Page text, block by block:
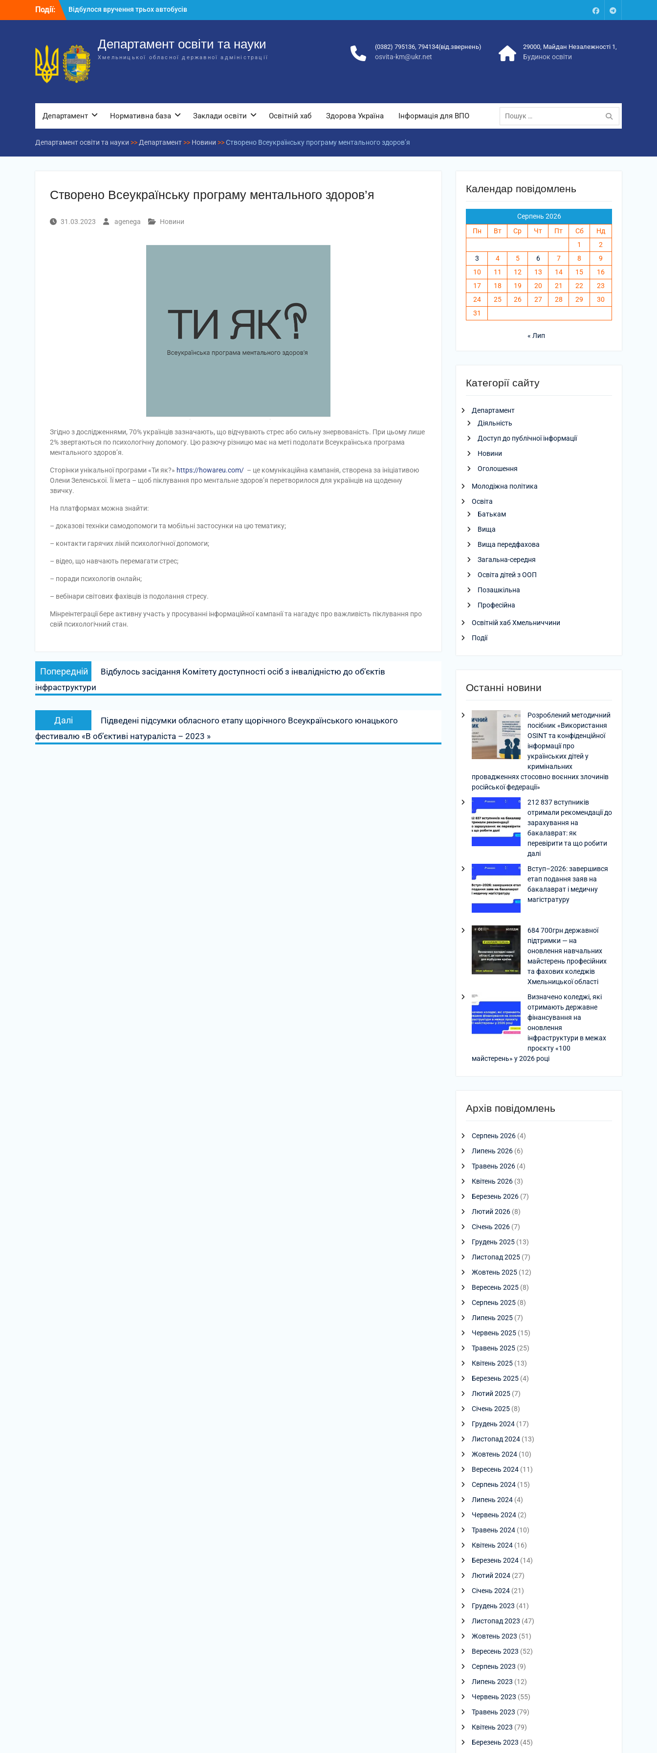
Події:
Відбулося вручення трьох автобусів
для потреб закладів освіти
Департаменту освіти та науки обласної
державної адміністрації
Відбулась обласна нарада для
відповідальних за національно-
патріотичне виховання
FacebookTalegram
Департамент освіти та науки
Хмельницької обласної державної адміністрації
(0382) 795136, 794134(від.звернень)
osvita-km@ukr.net
29000, Майдан Незалежності 1,
Будинок освіти
Департамент Нормативна база Заклади освіти Освітній хаб Здорова Україна Інформація для ВПО
Пошук:
Департамент освіти та науки >> Департамент >> Новини >> Створено Всеукраїнську програму ментального здоров’я
Створено Всеукраїнську програму ментального здоров’я
31.03.2023 agenega Новини
Згідно з дослідженнями, 70% українців зазначають, що відчувають стрес або сильну знервованість. При цьому лише
2% звертаються по психологічну допомогу. Цю разючу різницю має на меті подолати Всеукраїнська програма
ментального здоров’я.
Сторінки унікальної програми «Ти як?» https://howareu.com/ – це комунікаційна кампанія, створена за ініціативою
Олени Зеленської. Її мета – щоб піклування про ментальне здоров’я перетворилося для українців на щоденну
звичку.
На платформах можна знайти:
– доказові техніки самодопомоги та мобільні застосунки на цю тематику;
– контакти гарячих ліній психологічної допомоги;
– відео, що навчають перемагати стрес;
– поради психологів онлайн;
– вебінари світових фахівців із подолання стресу.
Мінреінтеграції бере активну участь у просуванні інформаційної кампанії та нагадує про важливість піклування про
свій психологічний стан.
Навігація
записів
Попередній
Попередній
запис:
Відбулось засідання Комітету доступності осіб з інвалідністю до об’єктів
інфраструктури
Далі
Наступний
запис:
Підведені підсумки обласного етапу щорічного Всеукраїнського юнацького
фестивалю «В об’єктиві натураліста – 2023 »
Календар повідомлень
Серпень 2026
Пн
Вт Ср Чт Пт Сб
Нд
1
2
3
4 5 6 7 8
9
10
11 12 13 14 15
16
17
18 19 20 21 22
23
24
25 26 27 28 29
30
31
« Лип
Категорії сайту
Департамент
Діяльність
Доступ до публічної інформації
Новини
Оголошення
Молодіжна політика
Освіта
Батькам
Вища
Вища передфахова
Загальна-середня
Освіта дітей з ООП
Позашкільна
Професійна
Освітній хаб Хмельниччини
Події
Останні новини
Розроблений методичний
посібник «Використання
OSINT та конфіденційної
інформації про
українських дітей у
кримінальних
провадженнях стосовно воєнних злочинів
російської федерації»
212 837 вступників
отримали рекомендації до
зарахування на
бакалаврат: як
перевірити та що робити
далі
Вступ–2026: завершився
етап подання заяв на
бакалаврат і медичну
магістратуру
684 700грн державної
підтримки — на
оновлення навчальних
майстерень професійних
та фахових коледжів
Хмельницької області
Визначено коледжі, які
отримають державне
фінансування на
оновлення
інфраструктури в межах
проєкту «100
майстерень» у 2026 році
Архів повідомлень
Серпень 2026 (4)
Липень 2026 (6)
Травень 2026 (4)
Квітень 2026 (3)
Березень 2026 (7)
Лютий 2026 (8)
Січень 2026 (7)
Грудень 2025 (13)
Листопад 2025 (7)
Жовтень 2025 (12)
Вересень 2025 (8)
Серпень 2025 (8)
Липень 2025 (7)
Червень 2025 (15)
Травень 2025 (25)
Квітень 2025 (13)
Березень 2025 (4)
Лютий 2025 (7)
Січень 2025 (8)
Грудень 2024 (17)
Листопад 2024 (13)
Жовтень 2024 (10)
Вересень 2024 (11)
Серпень 2024 (15)
Липень 2024 (4)
Червень 2024 (2)
Травень 2024 (10)
Квітень 2024 (16)
Березень 2024 (14)
Лютий 2024 (27)
Січень 2024 (21)
Грудень 2023 (41)
Листопад 2023 (47)
Жовтень 2023 (51)
Вересень 2023 (52)
Серпень 2023 (9)
Липень 2023 (12)
Червень 2023 (55)
Травень 2023 (79)
Квітень 2023 (79)
Березень 2023 (45)